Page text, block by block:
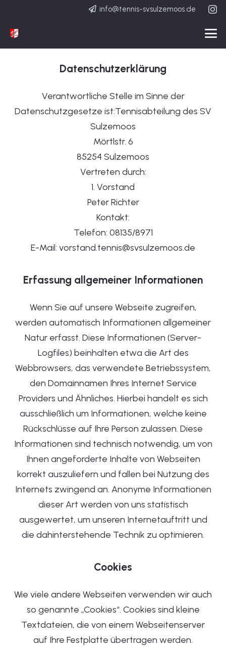
info@tennis-svsulzemoos.de
Datenschutzerklärung
Verantwortliche Stelle im Sinne der
Datenschutzgesetze ist:Tennisabteilung des SV
Sulzemoos
Mörtlstr. 6
85254 Sulzemoos
Vertreten durch:
1. Vorstand
Peter Richter
Kontakt:
Telefon: 08135/8971
E-Mail: vorstand.tennis@svsulzemoos.de
Erfassung allgemeiner Informationen
Wenn Sie auf unsere Webseite zugreifen,
werden automatisch Informationen allgemeiner
Natur erfasst. Diese Informationen (Server-
Logfiles) beinhalten etwa die Art des
Webbrowsers, das verwendete Betriebssystem,
den Domainnamen Ihres Internet Service
Providers und Ähnliches. Hierbei handelt es sich
ausschließlich um Informationen, welche keine
Rückschlüsse auf Ihre Person zulassen. Diese
Informationen sind technisch notwendig, um von
Ihnen angeforderte Inhalte von Webseiten
korrekt auszuliefern und fallen bei Nutzung des
Internets zwingend an. Anonyme Informationen
dieser Art werden von uns statistisch
ausgewertet, um unseren Internetauftritt und
die dahinterstehende Technik zu optimieren.
Cookies
Wie viele andere Webseiten verwenden wir auch
so genannte „Cookies“. Cookies sind kleine
Textdateien, die von einem Webseitenserver
auf Ihre Festplatte übertragen werden.